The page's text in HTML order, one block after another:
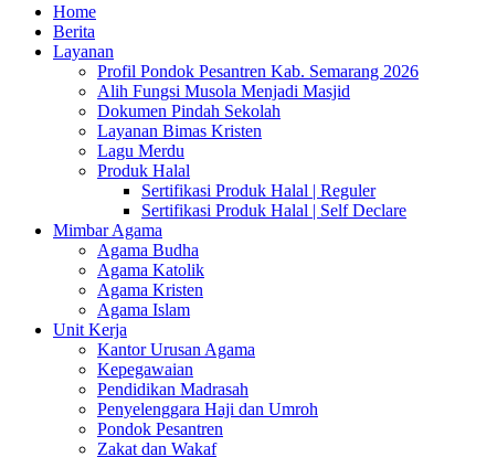
Home
Berita
Layanan
Profil Pondok Pesantren Kab. Semarang 2026
Alih Fungsi Musola Menjadi Masjid
Dokumen Pindah Sekolah
Layanan Bimas Kristen
Lagu Merdu
Produk Halal
Sertifikasi Produk Halal | Reguler
Sertifikasi Produk Halal | Self Declare
Mimbar Agama
Agama Budha
Agama Katolik
Agama Kristen
Agama Islam
Unit Kerja
Kantor Urusan Agama
Kepegawaian
Pendidikan Madrasah
Penyelenggara Haji dan Umroh
Pondok Pesantren
Zakat dan Wakaf